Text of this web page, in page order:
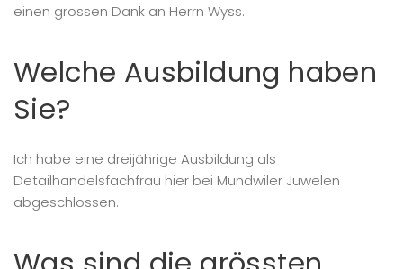
einen grossen Dank an Herrn Wyss.
Welche Ausbildung haben
Sie?
Ich habe eine dreijährige Ausbildung als
Detailhandelsfachfrau hier bei Mundwiler Juwelen
abgeschlossen.